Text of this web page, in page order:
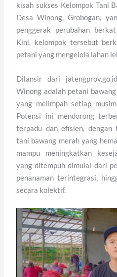
kisah sukses Kelompok Tani
Desa Winong, Grobogan,
penggerak perubahan
Kini, kelompok tersebut
petani yang mengelola lahan
Dilansir dari
Winong adalah petani
yang melimpah setiap
Potensi ini mendorong
terpadu dan efisien, dengan
tani bawang merah yang
mampu meningkatkan
yang ditempuh dimulai dari
penanaman terintegrasi,
secara kolektif.